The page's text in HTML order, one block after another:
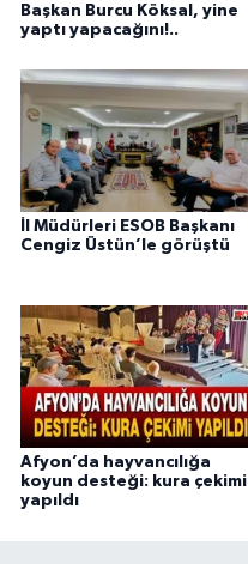
Başkan Burcu Köksal, yine
yaptı yapacağını!..
İl Müdürleri ESOB Başkanı
Cengiz Üstün’le görüştü
Afyon’da hayvancılığa
koyun desteği: kura çekimi
yapıldı